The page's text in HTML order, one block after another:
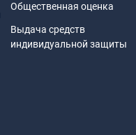
Общественная оценка
Выдача средств
индивидуальной защиты